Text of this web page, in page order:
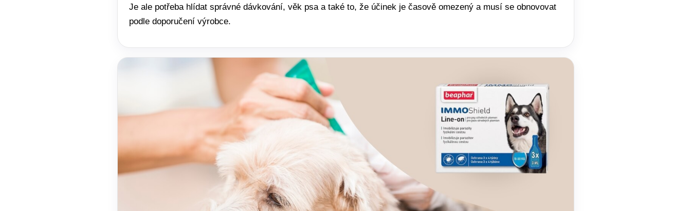
Je ale potřeba hlídat správné dávkování, věk psa a také to, že účinek je časově omezený a musí se obnovovat
podle doporučení výrobce.